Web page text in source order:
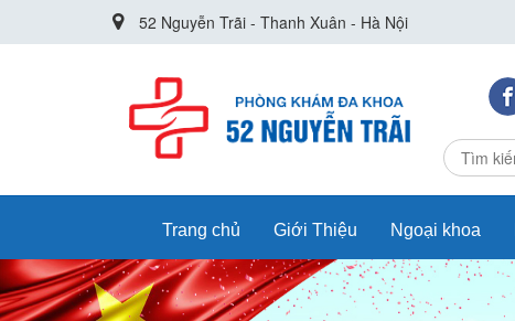
52 Nguyễn Trãi - Thanh Xuân - Hà Nội
Trang chủ Giới Thiệu Ngoại khoa